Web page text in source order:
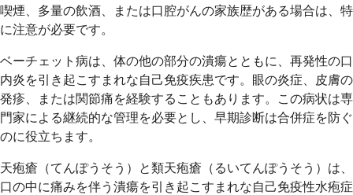
喫煙、多量の飲酒、または口腔がんの家族歴がある場合は、特
に注意が必要です。
ベーチェット病は、体の他の部分の潰瘍とともに、再発性の口
内炎を引き起こすまれな自己免疫疾患です。眼の炎症、皮膚の
発疹、または関節痛を経験することもあります。この病状は専
門家による継続的な管理を必要とし、早期診断は合併症を防ぐ
のに役立ちます。
天疱瘡（てんぽうそう）と類天疱瘡（るいてんぽうそう）は、
口の中に痛みを伴う潰瘍を引き起こすまれな自己免疫性水疱症